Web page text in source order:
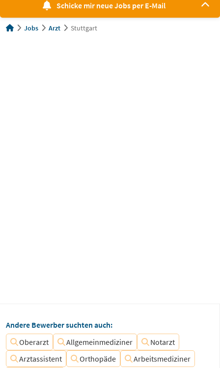
Schicke mir neue Jobs per E-Mail
Jobs Arzt Stuttgart
Andere Bewerber suchten auch:
Oberarzt
Allgemeinmediziner
Notarzt
Arztassistent
Orthopäde
Arbeitsmediziner